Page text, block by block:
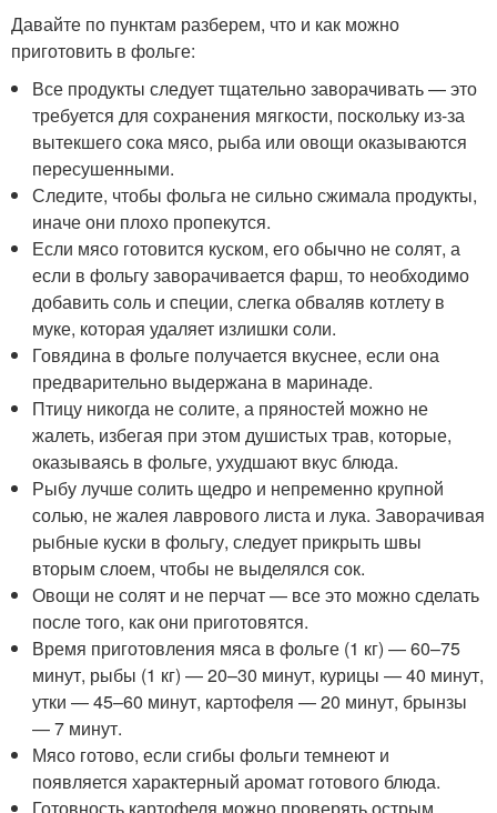
Давайте по пунктам разберем, что и как можно
приготовить в фольге:
Все продукты следует тщательно заворачивать — это
требуется для сохранения мягкости, поскольку из-за
вытекшего сока мясо, рыба или овощи оказываются
пересушенными.
Следите, чтобы фольга не сильно сжимала продукты,
иначе они плохо пропекутся.
Если мясо готовится куском, его обычно не солят, а
если в фольгу заворачивается фарш, то необходимо
добавить соль и специи, слегка обваляв котлету в
муке, которая удаляет излишки соли.
Говядина в фольге получается вкуснее, если она
предварительно выдержана в маринаде.
Птицу никогда не солите, а пряностей можно не
жалеть, избегая при этом душистых трав, которые,
оказываясь в фольге, ухудшают вкус блюда.
Рыбу лучше солить щедро и непременно крупной
солью, не жалея лаврового листа и лука. Заворачивая
рыбные куски в фольгу, следует прикрыть швы
вторым слоем, чтобы не выделялся сок.
Овощи не солят и не перчат — все это можно сделать
после того, как они приготовятся.
Время приготовления мяса в фольге (1 кг) — 60–75
минут, рыбы (1 кг) — 20–30 минут, курицы — 40 минут,
утки — 45–60 минут, картофеля — 20 минут, брынзы
— 7 минут.
Мясо готово, если сгибы фольги темнеют и
появляется характерный аромат готового блюда.
Готовность картофеля можно проверять острым